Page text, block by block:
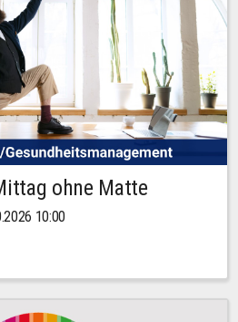
ohne Matte
10:00